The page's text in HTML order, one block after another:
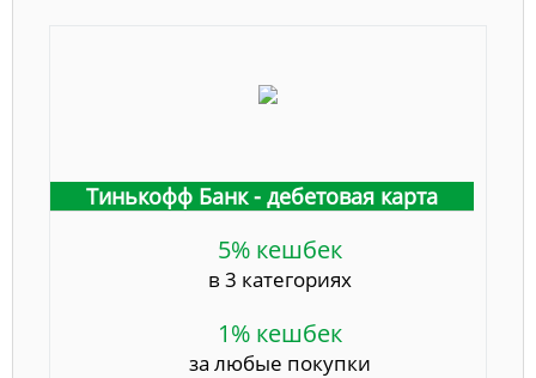
Тинькофф Банк - дебетовая карта
5% кешбек
в 3 категориях
1% кешбек
за любые покупки